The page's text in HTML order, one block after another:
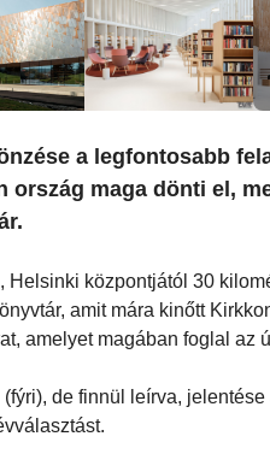
a legfontosabb
maga dönti el,
központjától 30
amit mára kinőtt
amelyet magában foglal az
de finnül leírva, jelentése